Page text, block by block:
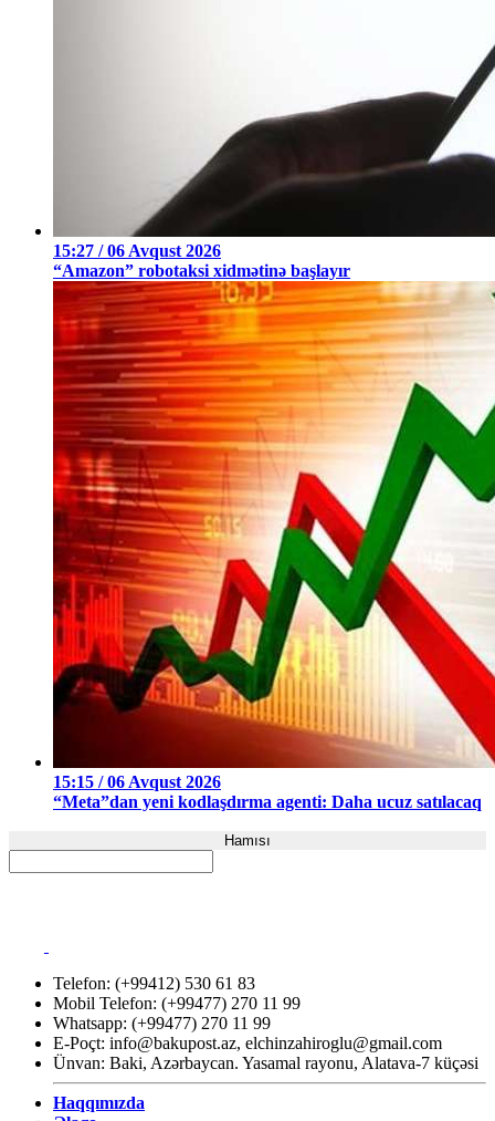
15:27 / 06 Avqust 2026
“Amazon” robotaksi xidmətinə başlayır
15:15 / 06 Avqust 2026
“Meta”dan yeni kodlaşdırma agenti: Daha ucuz satılacaq
Hamısı
Telefon: (+99412) 530 61 83
Mobil Telefon: (+99477) 270 11 99
Whatsapp: (+99477) 270 11 99
E-Poçt: info@bakupost.az, elchinzahiroglu@gmail.com
Ünvan: Baki, Azərbaycan. Yasamal rayonu, Alatava-7 küçəsi
Haqqımızda